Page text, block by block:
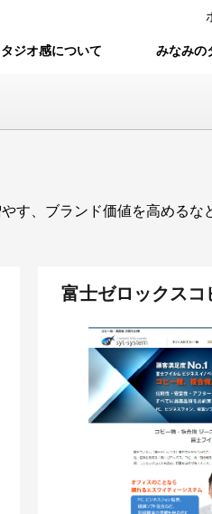
ジオ感について みなみの
す、ブランド価値を高めるな
富士ゼロックスコ